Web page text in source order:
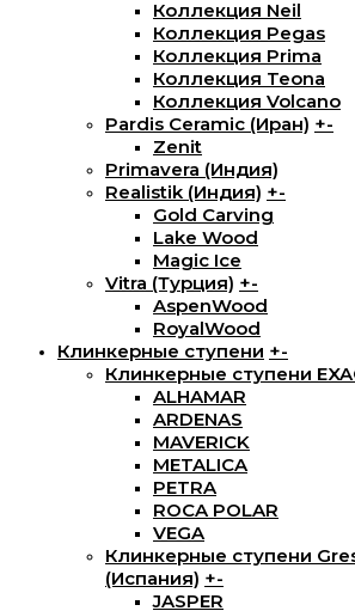
Коллекция Neil
Коллекция Pegas
Коллекция Prima
Коллекция Teona
Коллекция Volcano
Pardis Ceramic (Иран) +-
Zenit
Primavera (Индия)
Realistik (Индия) +-
Gold Carving
Lake Wood
Magic Ice
Vitra (Турция) +-
AspenWood
RoyalWood
Клинкерные ступени +-
Клинкерные ступени
ALHAMAR
ARDENAS
MAVERICK
METALICA
PETRA
ROCA POLAR
VEGA
Клинкерные ступени
(Испания) +-
JASPER